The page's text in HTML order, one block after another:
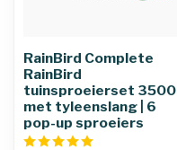
RainBird Complete
RainBird
tuinsproeierset 3500
met tyleenslang | 6
pop-up sproeiers